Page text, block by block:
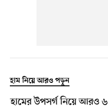
হাম নিয়ে আরও পড়ুন
হামের উপসর্গ নিয়ে আরও ৬